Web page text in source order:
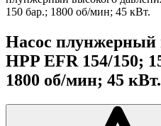
150 бар.; 1800 об/мин; 45 кВт.
Насос плунжерный
HPP EFR 154/150;
1800 об/мин; 45 кВт.